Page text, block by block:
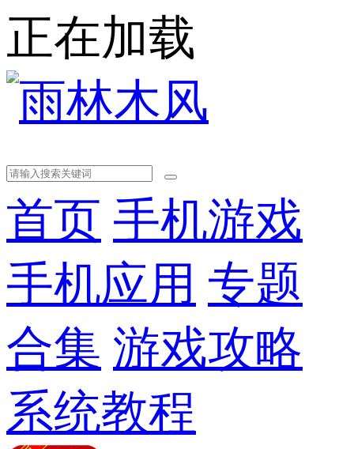
正在加载
首页 手机游戏
手机应用 专题
合集 游戏攻略
系统教程